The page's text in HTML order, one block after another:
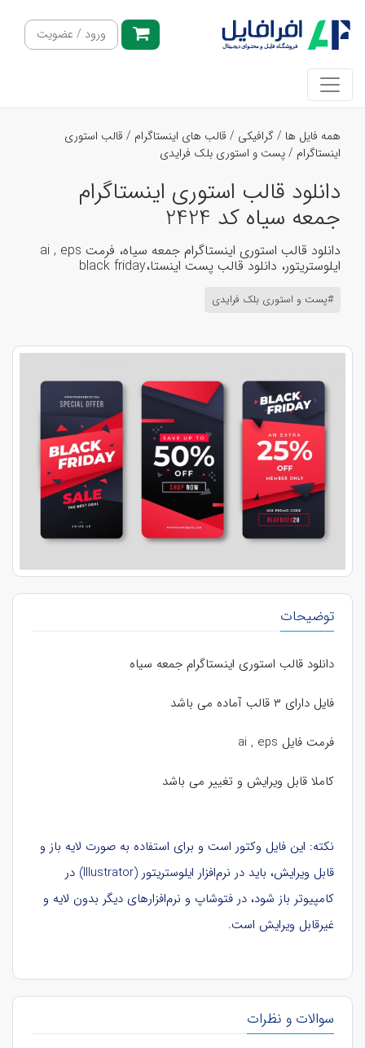
ورود / عضویت
همه فایل ها /گرافیکی / قالب های اینستاگرام / قالب استوری
اینستاگرام /پست و استوری بلک فرایدی
دانلود قالب استوری اینستاگرام
جمعه سیاه کد 2424
دانلود قالب استوری اینستاگرام جمعه سیاه، فرمت ai , eps
ایلوستریتور، دانلود قالب پست اینستا،black friday
#پست و استوری بلک فرایدی
توضیحات
دانلود قالب استوری اینستاگرام جمعه سیاه
فایل دارای ۳ قالب آماده می باشد
فرمت فایل ai , eps
کاملا قابل ویرایش و تغییر می باشد
نکته: این فایل وکتور است و برای استفاده به صورت لایه باز و
قابل ویرایش، باید در نرم‌افزار ایلوستریتور (Illustrator) در
کامپیوتر باز شود، در فتوشاپ و نرم‌افزارهای دیگر بدون لایه و
غیرقابل ویرایش است.
سوالات و نظرات